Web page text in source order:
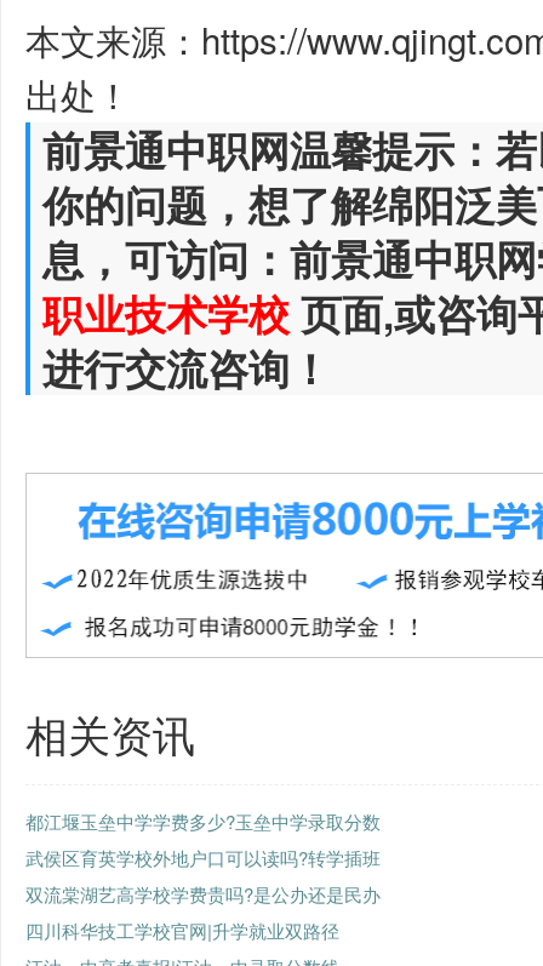
本文来源：https://
出处！
前景通中职网温馨提示：
你的问题，想了解绵阳泛
息，可访问：前景通中职
职业技术学校页面,或咨询
进行交流咨询！
相关资讯
都江堰玉垒中学学费多少?玉垒中学录取分数
武侯区育英学校外地户口可以读吗?转学插班
双流棠湖艺高学校学费贵吗?是公办还是民办
四川科华技工学校官网|升学就业双路径